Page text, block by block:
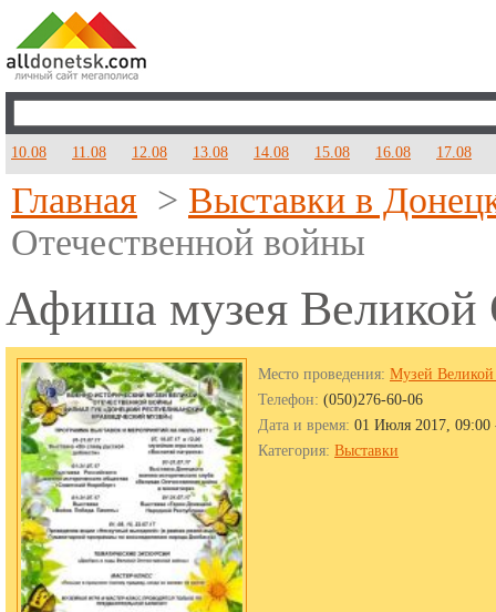
10.08 11.08 12.08 13.08 14.08 15.08 16.08 17.08
Главная > Выставки в
Отечественной войны
Афиша музея Великой
Место проведения: Музей
Телефон: (050)276-60-06
Дата и время: 01 Июля 2017,
Категория: Выставки